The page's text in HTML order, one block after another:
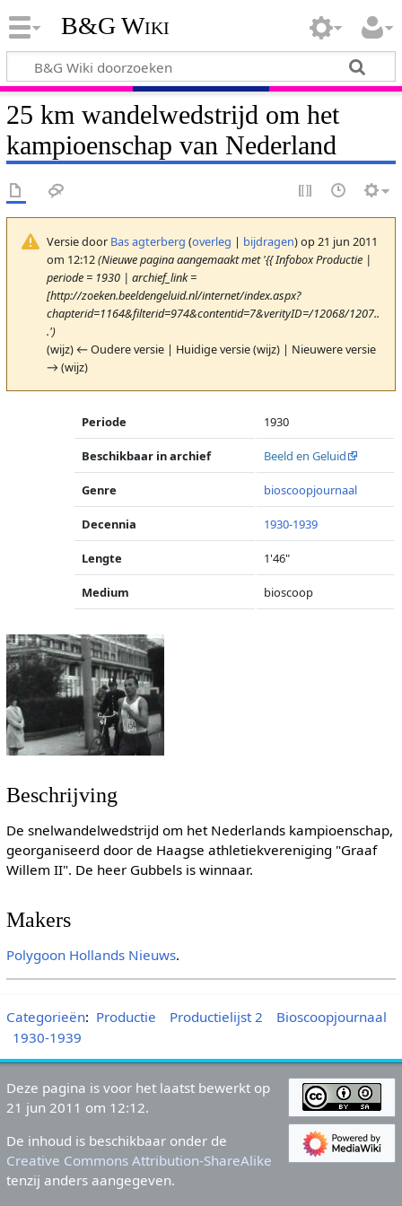
B&G Wiki
25 km wandelwedstrijd om het
kampioenschap van Nederland
Versie door Bas agterberg (overleg | bijdragen)op 21 jun 2011
om 12:12(Nieuwe pagina aangemaakt met '{{ Infobox Productie |
periode = 1930 | archief_link =
[http://zoeken.beeldengeluid.nl/internet/index.aspx?
chapterid=1164&filterid=974&contentid=7&verityID=/12068/1207..
.')
(wijz) ← Oudere versie | Huidige versie (wijz) | Nieuwere versie
→ (wijz)
Periode 1930
Beschikbaar in archief Beeld en Geluid
Genre bioscoopjournaal
Decennia 1930-1939
Lengte 1'46"
Medium bioscoop
Beschrijving
De snelwandelwedstrijd om het Nederlands kampioenschap,
georganiseerd door de Haagse athletiekvereniging "Graaf
Willem II". De heer Gubbels is winnaar.
Makers
Polygoon Hollands Nieuws.
Categorieën: Productie Productielijst 2
Bioscoopjournaal
1930-1939
Deze pagina is voor het laatst bewerkt op
21 jun 2011 om 12:12.
De inhoud is beschikbaar onder de
Creative Commons Attribution-ShareAlike
tenzij anders aangegeven.